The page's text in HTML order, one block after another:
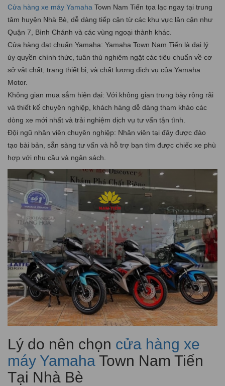
Cửa hàng xe máy Yamaha Town Nam Tiến tọa lạc ngay tại trung
tâm huyện Nhà Bè, dễ dàng tiếp cận từ các khu vực lân cận như
Quận 7, Bình Chánh và các vùng ngoại thành khác.
Cửa hàng đạt chuẩn Yamaha: Yamaha Town Nam Tiến là đại lý
ủy quyền chính thức, tuân thủ nghiêm ngặt các tiêu chuẩn về cơ
sở vật chất, trang thiết bị, và chất lượng dịch vụ của Yamaha
Motor.
Không gian mua sắm hiện đại: Với không gian trưng bày rộng rãi
và thiết kế chuyên nghiệp, khách hàng dễ dàng tham khảo các
dòng xe mới nhất và trải nghiệm dịch vụ tư vấn tận tình.
Đội ngũ nhân viên chuyên nghiệp: Nhân viên tại đây được đào
tạo bài bản, sẵn sàng tư vấn và hỗ trợ bạn tìm được chiếc xe phù
hợp với nhu cầu và ngân sách.
Lý do nên chọn cửa hàng xe
máy Yamaha Town Nam Tiến
Tại Nhà Bè